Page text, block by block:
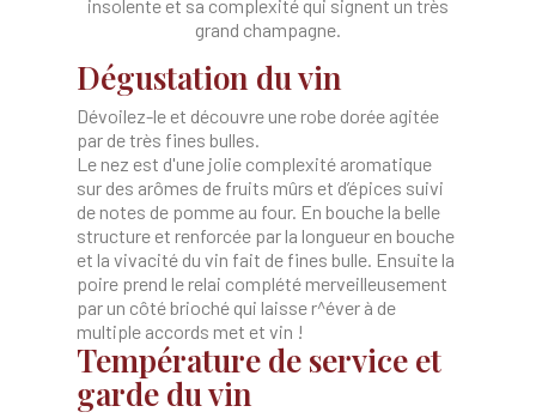
insolente et sa complexité qui signent un très
grand champagne.
Dégustation du vin
Dévoilez-le et découvre une robe dorée agitée
par de très fines bulles.
Le nez est d'une jolie complexité aromatique
sur des arômes de fruits mûrs et d’épices suivi
de notes de pomme au four. En bouche la belle
structure et renforcée par la longueur en bouche
et la vivacité du vin fait de fines bulle. Ensuite la
poire prend le relai complété merveilleusement
par un côté brioché qui laisse r^éver à de
multiple accords met et vin !
Température de service et
garde du vin